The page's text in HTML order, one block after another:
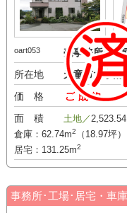
oart053
売事務所･倉
所在地
天童市大字乱川
価 格
-万円
面 積
土地／
倉庫：62.74m2
（18.97坪）
居宅：131.25m2
事務所･工場･居宅・車庫